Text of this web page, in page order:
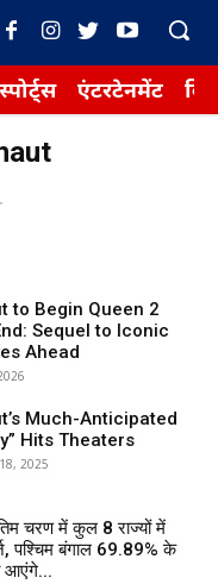
स्पोर्ट्स एंटरटेनमेंट
to Begin Queen 2
Sequel to Iconic
Ahead
Much-Anticipated
Hits Theaters
2025
चरण में कुल 8 राज्यों में
पश्चिम बंगाल 69.89% के
आएंगे...